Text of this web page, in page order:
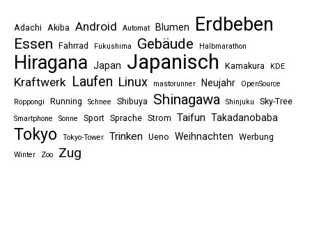
Adachi Akiba Android Automat Blumen Erdbeben
Essen Fahrrad Fukushima Gebäude Halbmarathon
Hiragana Japan Japanisch Kamakura KDE
Kraftwerk Laufen Linux mastorunner Neujahr
OpenSource
Roppongi
Running Schnee Shibuya Shinagawa Shinjuku Sky-Tree
Smartphone Sonne Sport Sprache Strom Taifun Takadanobaba
Tokyo Tokyo-Tower Trinken Ueno Weihnachten Werbung
Winter Zoo Zug